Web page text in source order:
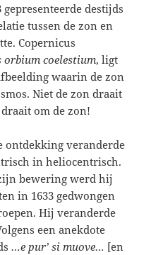
destijds
tussen de zon en
Copernicus
coelestium, ligt
waarin de zon
Niet de zon draait
om de zon!
ontdekking veranderde
in heliocentrisch.
bewering werd hij
in 1633 gedwongen
Hij veranderde
een anekdote
…e pur’ si muove… [en